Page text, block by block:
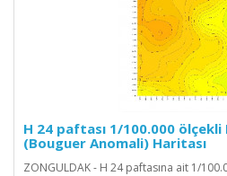
H 24 paftası 1/100.000
(Bouguer Anomali) Haritası
ZONGULDAK - H 24 paftasına ait 1/